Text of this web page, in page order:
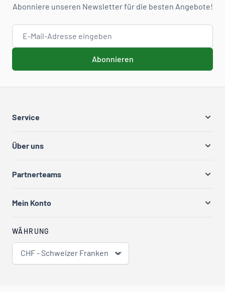
Abonniere unseren Newsletter für die besten Angebote!
E-Mail-Adresse
Abonnieren
Service
Über uns
Partnerteams
Mein Konto
WÄHRUNG
CHF - Schweizer Franken